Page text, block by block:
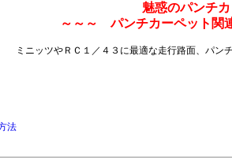
魅惑のパンチカ
～～～ パンチカーペット関
ミニッツやＲＣ１／４３に最適な走行路面、パン
法